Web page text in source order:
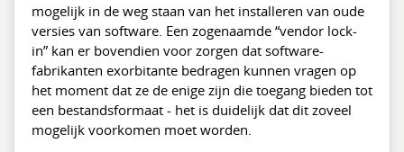
mogelijk in de weg staan van het installeren van oude
versies van software. Een zogenaamde “vendor lock-
in” kan er bovendien voor zorgen dat software-
fabrikanten exorbitante bedragen kunnen vragen op
het moment dat ze de enige zijn die toegang bieden tot
een bestandsformaat - het is duidelijk dat dit zoveel
mogelijk voorkomen moet worden.